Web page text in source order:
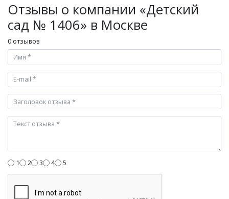
Отзывы о компании «Детский
сад № 1406» в Москве
0 отзывов
1 2 3 4 5